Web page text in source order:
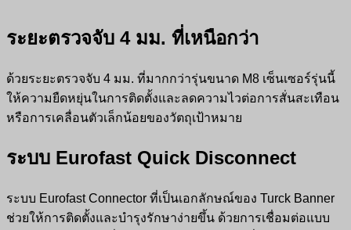
ระยะตรวจจับ 4 มม. ที่เหนือกว่า
ด้วยระยะตรวจจับ 4 มม. ที่มากกว่ารุ่นขนาด M8 เซ็นเซอร์รุ่นนี้
ให้ความยืดหยุ่นในการติดตั้งและลดความไวต่อการสั่นสะเทือน
หรือการเคลื่อนตัวเล็กน้อยของวัตถุเป้าหมาย
ระบบ Eurofast Quick Disconnect
ระบบ Eurofast Connector ที่เป็นเอกลักษณ์ของ Turck Banner
ช่วยให้การติดตั้งและบำรุงรักษาง่ายขึ้น ด้วยการเชื่อมต่อแบบ